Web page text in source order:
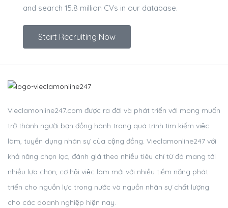
and search 15.8 million CVs in our database.
Start Recruiting Now
Vieclamonline247.com được ra đời và phát triển với mong muốn
trở thành người bạn đồng hành trong quá trình tìm kiếm việc
làm, tuyển dụng nhân sự của cộng đồng. Vieclamonline247 với
khả năng chọn lọc, đánh giá theo nhiều tiêu chí từ đó mang tới
nhiều lựa chọn, cơ hội việc làm mới với nhiều tiềm năng phát
triển cho nguồn lực trong nước và nguồn nhân sự chất lượng
cho các doanh nghiệp hiện nay.